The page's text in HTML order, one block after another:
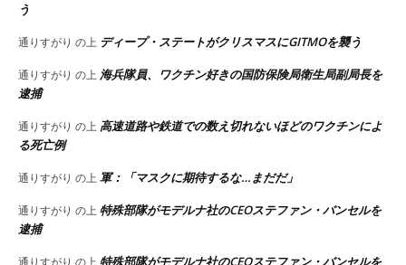
う
通りすがり の上 ディープ・ステートがクリスマスにGITMOを襲う
通りすがり の上 海兵隊員、ワクチン好きの国防保険局衛生局副局長を
逮捕
通りすがり の上 高速道路や鉄道での数え切れないほどのワクチンによ
る死亡例
通りすがり の上 軍：「マスクに期待するな…まだだ」
通りすがり の上 特殊部隊がモデルナ社のCEOステファン・バンセルを
逮捕
通りすがり の上 特殊部隊がモデルナ社のCEOステファン・バンセルを